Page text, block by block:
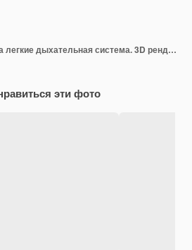
анатомия человека легкие дыхательная система. 3D рендеринг.
эти фото